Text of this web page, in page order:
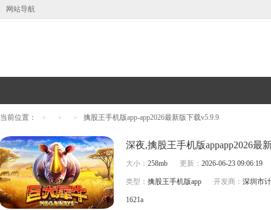
网站导航
当前位置： > > > 擒股王手机版app-app2026最新版下载v5.9.9
大小：258mb 更新：2026-06-23 09:06:19
类型：擒股王手机版app 开发商：深圳市
1621a